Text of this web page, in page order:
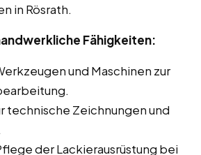
in Rösrath.
Fähigkeiten:
und Maschinen zur
technische Zeichnungen und
der Lackierausrüstung bei